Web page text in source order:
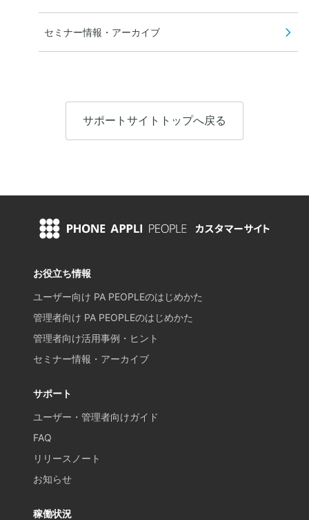
セミナー情報・アーカイブ
サポートサイトトップへ戻る
お役立ち情報
ユーザー向け PA PEOPLEのはじめかた
管理者向け PA PEOPLEのはじめかた
管理者向け活用事例・ヒント
セミナー情報・アーカイブ
サポート
ユーザー・管理者向けガイド
FAQ
リリースノート
お知らせ
稼働状況